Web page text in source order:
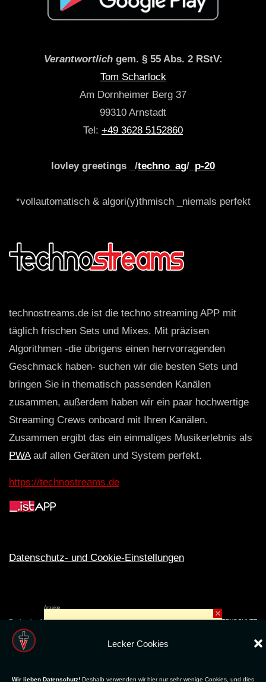
Lecker Cookies
Wir lieben Datenschutz! Deshalb verwenden wir hier nur sehr wenige Cookies, und dies
Verantwortlichgem. § 55 Abs. 2 RStV:
Tom Scharlock
Am Dornheimer Berg 37
99310 Arnstadt
Tel: +49 3628 5152860
lovley greetings _/techno_ag/_ p-20
*vollautomatisch & algori(y)thmisch _niemals perfekt
technostreams.de ist die techno streaming APP mit
täglich frischen Sets und Mixes. Mit präzisen
Algorithmen -die übrigens einen herrvorragenden
Geschmack haben- suchen wir die besten Sets und
bringen Sie in thematisch passenden Kanälen
zusammen, außerdem haben wir ein paar hochwertige
Streaming Crews onboard mit Ihren Kanälen.
Zusammen ergibt das ein einmaliges Musikerlebnis als
PWAauf allen Geräten und System perfekt.
https://technostreams.de
Datenschutz- und Cookie-Einstellungen
Rechte ins All © 2024. Erstellt mitღfür die CLUBS und SZENE |Club.TV|DATENSCHUTZ
Anzeige
×